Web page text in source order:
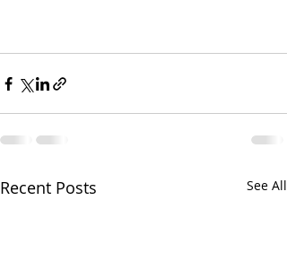
Recent Posts See All